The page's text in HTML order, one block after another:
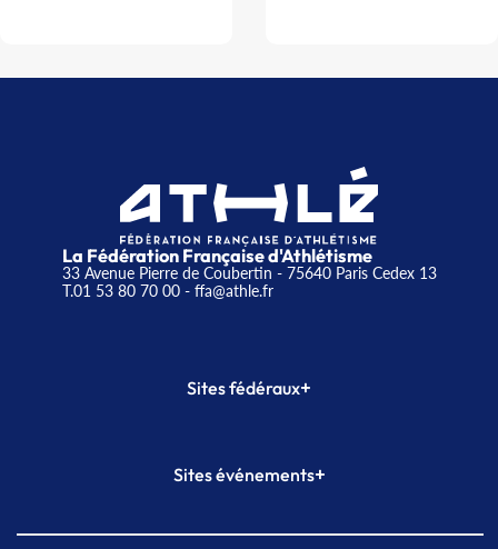
La Fédération Française d'Athlétisme
33 Avenue Pierre de Coubertin - 75640 Paris Cedex 13
T.01 53 80 70 00- ffa@athle.fr
Sites fédéraux+
Plateforme Formation
Sites événements+
Meeting de Paris indoor